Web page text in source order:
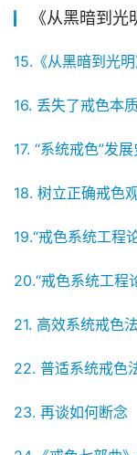
《从黑暗到光
15.《从黑暗到光
16. 丢失了戒色本
17. “系统戒色”发
18. 树立正确戒色
19.“戒色系统工程
20.“戒色系统工
21. 高效系统戒色
22. 普适系统戒色
23. 再谈如何断念